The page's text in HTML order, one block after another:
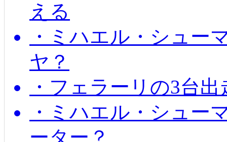
える
・ミハエル・シュー
ヤ？
・フェラーリの3台
・ミハエル・シュー
ーター？